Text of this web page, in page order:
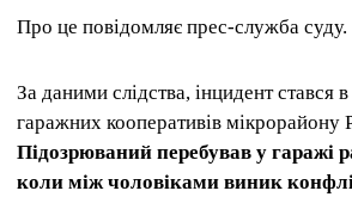
Про це повідомляє прес-служба суду.
За даними слідства, інцидент стався
гаражних кооперативів мікрорайону
Підозрюваний перебував у гаражі
коли між чоловіками виник